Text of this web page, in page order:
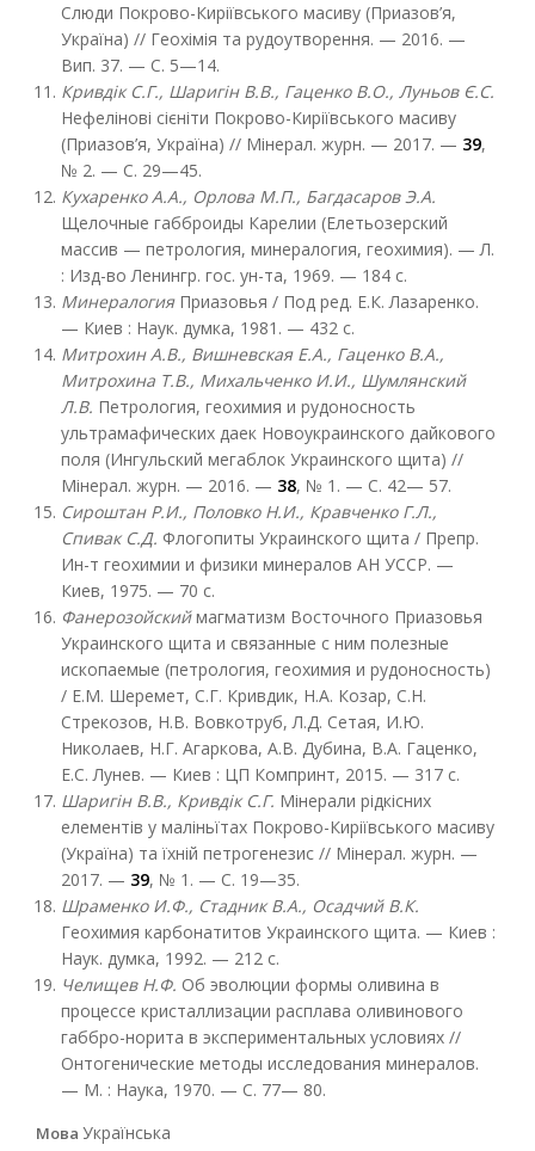
Слюди Покрово-Киріївського масиву (Приазов’я,
Україна) // Геохімія та рудоутворення. — 2016. —
Вип. 37. — С. 5—14.
Кривдік С.Г., Шаригін В.В., Гаценко В.О., Луньов Є.С.
Нефелінові сієніти Покрово-Киріївського масиву
(Приазов’я, Україна) // Мінерал. журн. — 2017. — 39,
№ 2. — С. 29—45.
Кухаренко А.А., Орлова М.П., Багдасаров Э.А.
Щелочные габброиды Карелии (Елетьозерский
массив — петрология, минералогия, геохимия). — Л.
: Изд-во Ленингр. гос. ун-та, 1969. — 184 с.
МинералогияПриазовья / Под ред. Е.К. Лазаренко.
— Киев : Наук. думка, 1981. — 432 с.
Митрохин А.В., Вишневская Е.А., Гаценко В.А.,
Митрохина Т.В., Михальченко И.И., Шумлянский
Л.В. Петрология, геохимия и рудоносность
ультрамафических даек Новоукраинского дайкового
поля (Ингульский мегаблок Украинского щита) //
Мінерал. журн. — 2016. — 38, № 1. — С. 42— 57.
Сироштан Р.И., Половко Н.И., Кравченко Г.Л.,
Спивак С.Д. Флогопиты Украинского щита / Препр.
Ин-т геохимии и физики минералов АН УССР. —
Киев, 1975. — 70 с.
Фанерозойскиймагматизм Восточного Приазовья
Украинского щита и связанные с ним полезные
ископаемые (петрология, геохимия и рудоносность)
/ Е.М. Шеремет, С.Г. Кривдик, Н.А. Козар, С.Н.
Стрекозов, Н.В. Вовкотруб, Л.Д. Сетая, И.Ю.
Николаев, Н.Г. Агаркова, А.В. Дубина, В.А. Гаценко,
Е.С. Лунев. — Киев : ЦП Компринт, 2015. — 317 с.
Шаригін В.В., Кривдік С.Г. Мінерали рідкісних
елементів у маліньїтах Покрово-Киріївського масиву
(Україна) та їхній петрогенезис // Мінерал. журн. —
2017. — 39, № 1. — С. 19—35.
Шраменко И.Ф., Стадник В.А., Осадчий В.К.
Геохимия карбонатитов Украинского щита. — Киев :
Наук. думка, 1992. — 212 с.
Челищев Н.Ф. Об эволюции формы оливина в
процессе кристаллизации расплава оливинового
габбро-норита в экспериментальных условиях //
Онтогенические методы исследования минералов.
— М. : Наука, 1970. — С. 77— 80.
Мова Українська